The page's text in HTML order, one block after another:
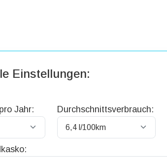
Einstellungen:
Jahr: Durchschnittsverbrauch: